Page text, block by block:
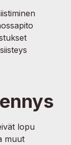
lopu
muut